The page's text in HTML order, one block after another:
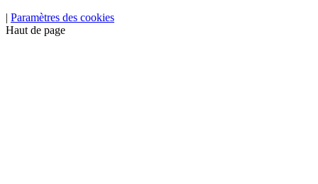
| Paramètres des cookies
Haut de page